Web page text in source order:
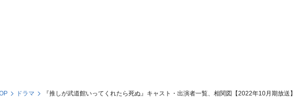
ドラマ 『推しが武道館いってくれたら死ぬ』キャスト・出演者一覧、相関図【2022年10月期放送】